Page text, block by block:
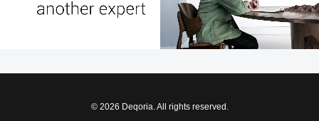
© 2026 Deqoria. All rights reserved.